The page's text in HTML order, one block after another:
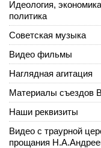
Идеология,
политика
Советская музыка
Видео фильмы
Наглядная агитация
Материалы съездов
Наши реквизиты
Видео с траурной
прощания